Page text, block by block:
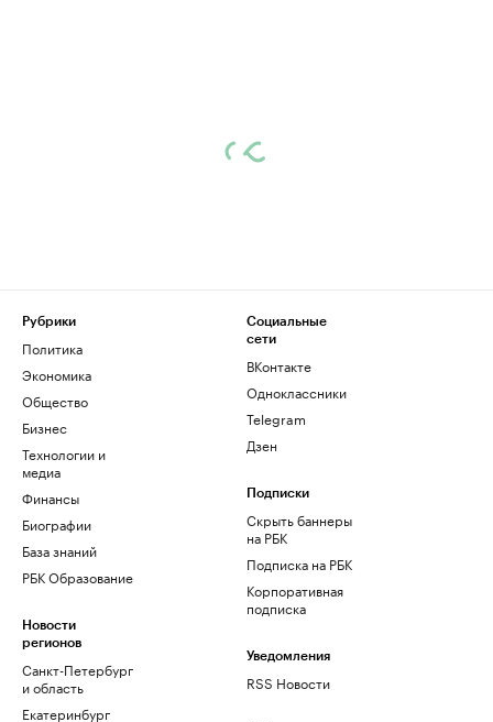
Рубрики
Политика
Экономика
Общество
Бизнес
Технологии и
медиа
Финансы
Биографии
База знаний
РБК Образование
Новости
регионов
Санкт-Петербург
и область
Екатеринбург
Социальные
сети
ВКонтакте
Одноклассники
Telegram
Дзен
Подписки
Скрыть баннеры
на РБК
Подписка на РБК
Корпоративная
подписка
Уведомления
RSS Новости